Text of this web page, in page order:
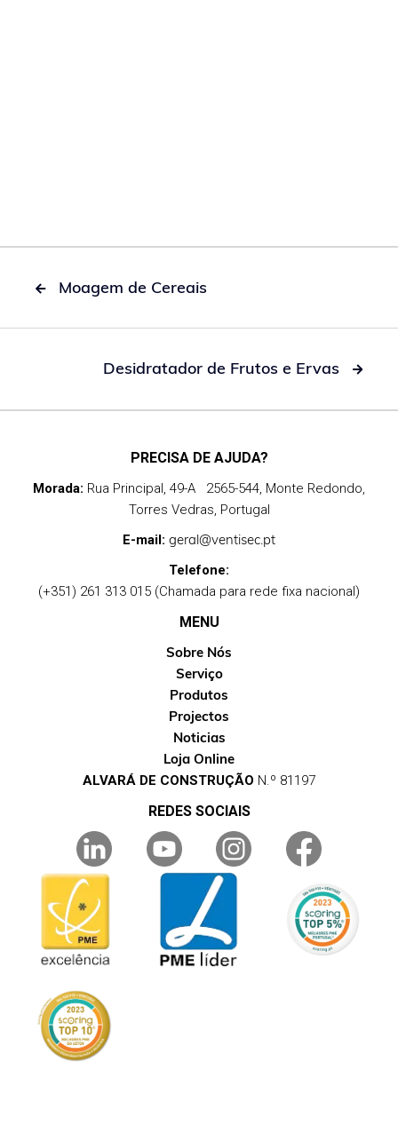
 Moagem de Cereais
Desidratador de Frutos e Ervas 
PRECISA DE AJUDA?
Morada: Rua Principal, 49-A 2565-544, Monte Redondo,
Torres Vedras, Portugal
E-mail: geral@ventisec.pt
Telefone:
(+351) 261 313 015 (Chamada para rede fixa nacional)
MENU
Sobre Nós
Serviço
Produtos
Projectos
Noticias
Loja Online
ALVARÁ DE CONSTRUÇÃO N.º 81197
REDES SOCIAIS